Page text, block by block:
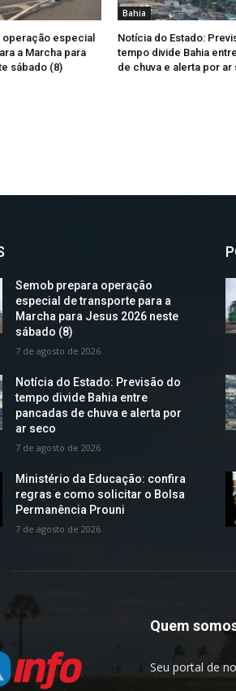
especial
a Marcha para
sábado (8)
Bahia
Notícia do Estado:
tempo divide Bahia
de chuva e alerta por ar
Semob prepara operação
especial de transporte para a
Marcha para Jesus 2026 neste
sábado (8)
7 de agosto de 2026
Notícia do Estado: Previsão do
tempo divide Bahia entre
pancadas de chuva e alerta por
ar seco
7 de agosto de 2026
Ministério da Educação: confira
regras e como solicitar o Bolsa
Permanência Prouni
7 de agosto de 2026
Quem
Seu portal de